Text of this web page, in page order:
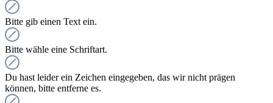
Bitte gib einen Text ein.
Bitte wähle eine Schriftart.
Du hast leider ein Zeichen eingegeben, das wir nicht prägen
können, bitte entferne es.